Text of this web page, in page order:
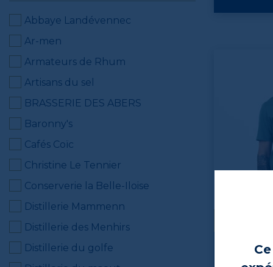
Abbaye Landévennec
Ar-men
Armateurs de Rhum
Artisans du sel
BRASSERIE DES ABERS
Baronny's
Cafés Coïc
Christine Le Tennier
Conserverie la Belle-Iloise
Distillerie Mammenn
Distillerie des Menhirs
Distillerie du golfe
T-shirt